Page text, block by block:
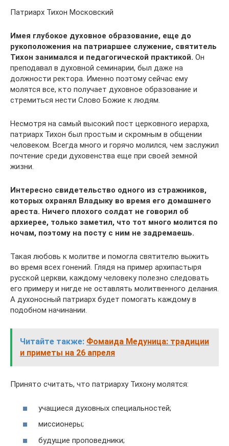
Патриарх Тихон Московский
Имея глубокое духовное образование, еще до
рукоположения на патриаршее служение, святитель
Тихон занимался и педагогической практикой. Он
преподавал в духовной семинарии, был даже на
должности ректора. Именно поэтому сейчас ему
молятся все, кто получает духовное образование и
стремиться нести Слово Божие к людям.
Несмотря на самый высокий пост церковного иерарха,
патриарх Тихон был простым и скромным в общении
человеком. Всегда много и горячо молился, чем заслужил
почтение среди духовенства еще при своей земной
жизни.
Интересно свидетельство одного из стражников,
которых охранял Владыку во время его домашнего
ареста. Ничего плохого солдат не говорил об
архиерее, только заметил, что тот много молится по
ночам, поэтому на посту с ним не задремаешь.
Такая любовь к молитве и помогла святителю выжить
во время всех гонений. Глядя на пример архипастыря
русской церкви, каждому человеку полезно следовать
его примеру и нигде не оставлять молитвенного делания.
А духоносный патриарх будет помогать каждому в
подобном начинании.
Читайте также: Фомаида Медуница: традиции
и приметы на 26 апреля
Принято считать, что патриарху Тихону молятся:
учащиеся духовных специальностей;
миссионеры;
будущие проповедники;